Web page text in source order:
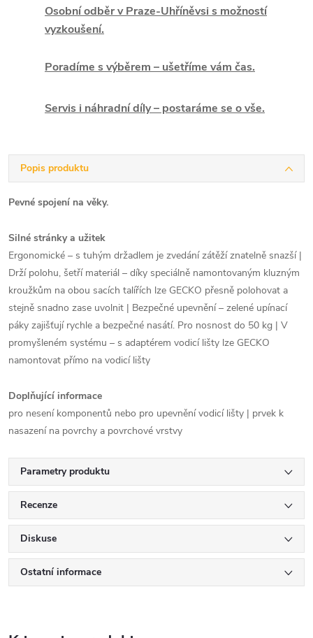
Osobní odběr v Praze-Uhříněvsi s možností
vyzkoušení.
Poradíme s výběrem – ušetříme vám čas.
Servis i náhradní díly – postaráme se o vše.
Popis produktu
Pevné spojení na věky.
Silné stránky a užitek
Ergonomické – s tuhým držadlem je zvedání zátěží znatelně snazší |
Drží polohu, šetří materiál – díky speciálně namontovaným kluzným
kroužkům na obou sacích talířích lze GECKO přesně polohovat a
stejně snadno zase uvolnit | Bezpečné upevnění – zelené upínací
páky zajišťují rychle a bezpečné nasátí. Pro nosnost do 50 kg | V
promyšleném systému – s adaptérem vodicí lišty lze GECKO
namontovat přímo na vodicí lišty
Doplňující informace
pro nesení komponentů nebo pro upevnění vodicí lišty | prvek k
nasazení na povrchy a povrchové vrstvy
Parametry produktu
Recenze
Diskuse
Ostatní informace